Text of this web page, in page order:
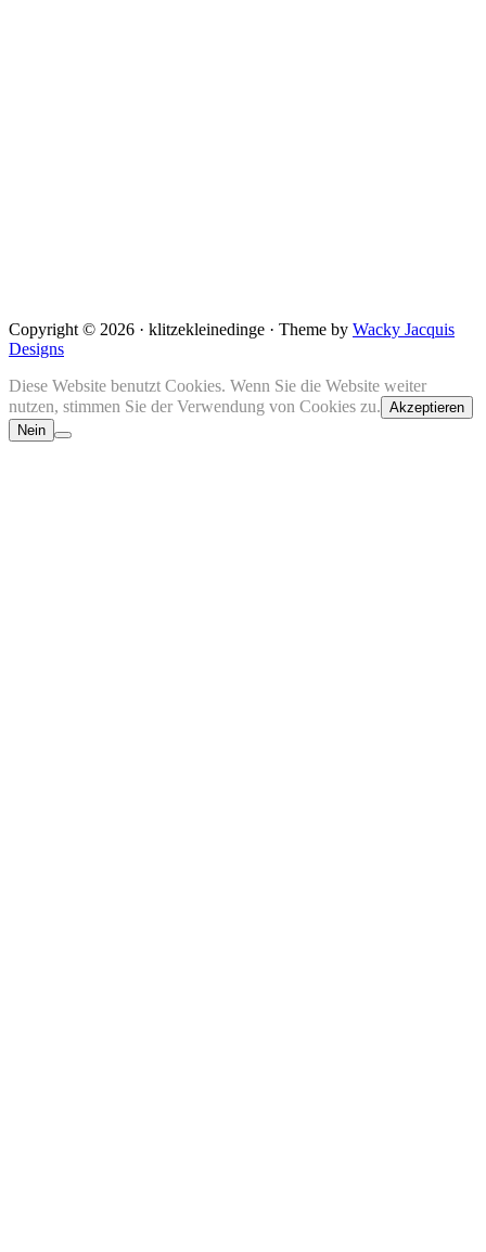
Copyright © 2026 · klitzekleinedinge · Theme by Wacky Jacquis
Designs
Diese Website benutzt Cookies. Wenn Sie die Website weiter
nutzen, stimmen Sie der Verwendung von Cookies zu. Akzeptieren
Nein